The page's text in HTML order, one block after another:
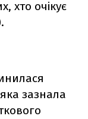
хто очікує
зазнала